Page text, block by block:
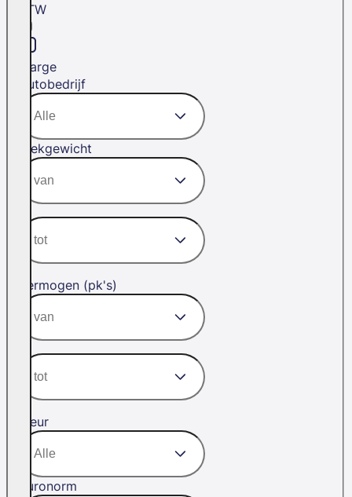
BTW
Marge
Autobedrijf
Trekgewicht
Vermogen (pk's)
Kleur
Euronorm